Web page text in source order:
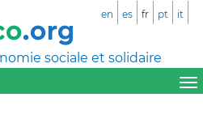
sociale et solidaire
en es fr pt it